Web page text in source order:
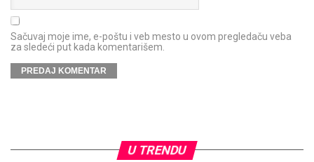
Sačuvaj moje ime, e-poštu i veb mesto u ovom pregledaču veba
za sledeći put kada komentarišem.
U TRENDU